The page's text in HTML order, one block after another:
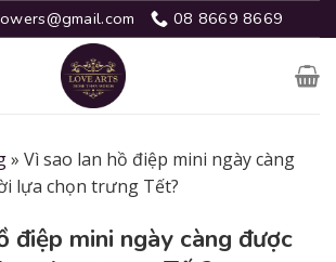
08 8669 8669
» Vì sao lan hồ điệp mini ngày càng
lựa chọn trưng Tết?
điệp mini ngày càng được